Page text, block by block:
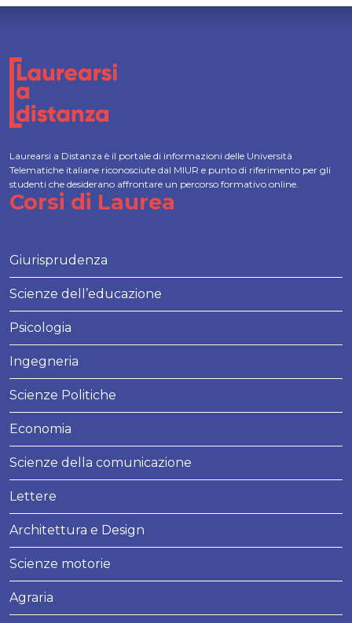
Laurearsi a Distanza è il portale di informazioni delle Università
Telematiche italiane riconosciute dal MIUR e punto di riferimento per gli
studenti che desiderano affrontare un percorso formativo online.
Corsi di Laurea
Giurisprudenza
Scienze dell’educazione
Psicologia
Ingegneria
Scienze Politiche
Economia
Scienze della comunicazione
Lettere
Architettura e Design
Scienze motorie
Agraria